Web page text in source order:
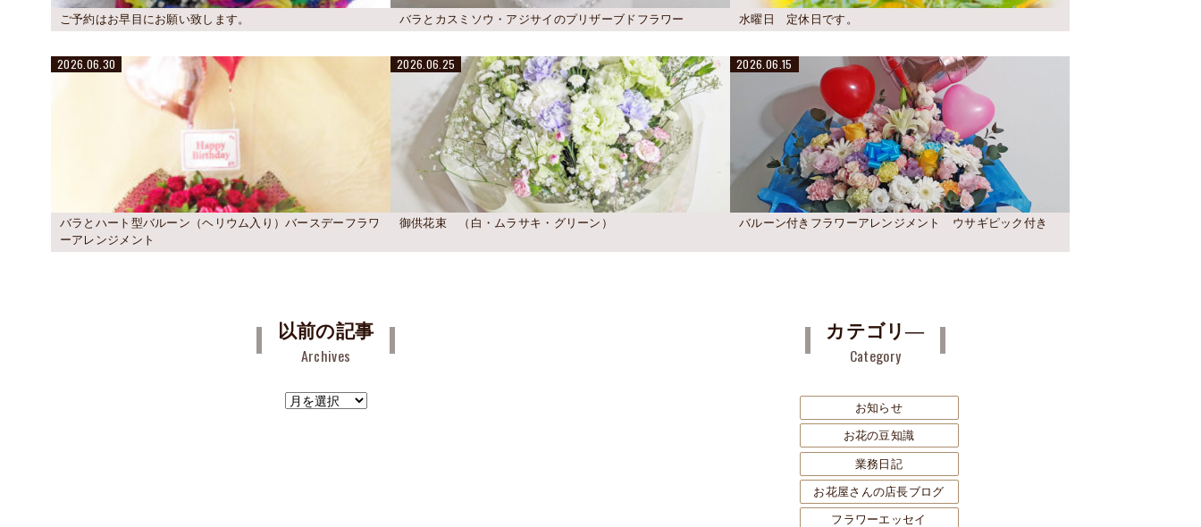
ご予約はお早目にお願い致します。 バラとカスミソウ・アジサイのプリザーブドフラワー 水曜日 定休日です。
2026.06.30
バラとハート型バルーン（ヘリウム入り）バースデーフラワ
ーアレンジメント
2026.06.25
御供花束 （白・ムラサキ・グリーン）
2026.06.15
バルーン付きフラワーアレンジメント ウサギピック付き
以前の記事
Archives
ア
カテゴリ―
Category
お知らせ
お花の豆知識
業務日記
お花屋さんの店長ブログ
フラワーエッセイ